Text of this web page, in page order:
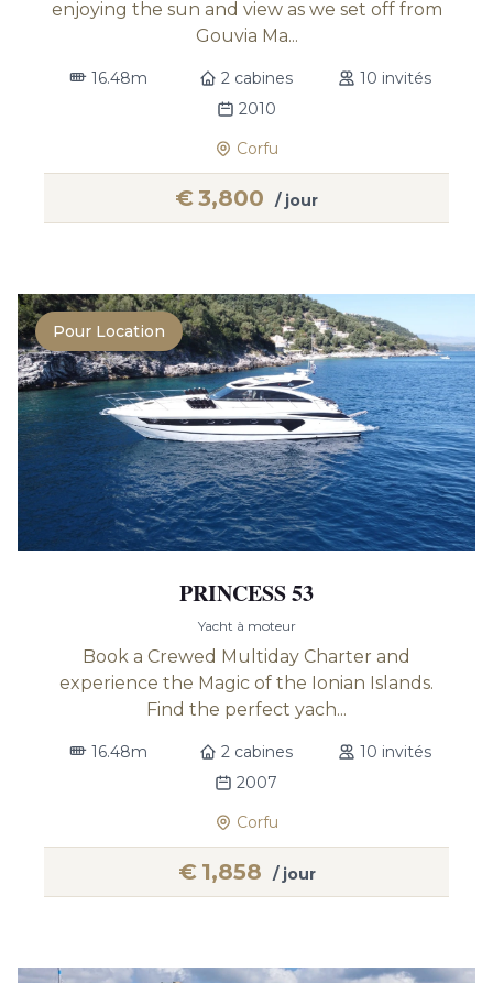
enjoying the sun and view as we set off from
Gouvia Ma...
16.48m 2 cabines
10 invités
2010
Corfu
€3,800 / jour
Pour Location
PRINCESS 53
Yacht à moteur
Book a Crewed Multiday Charter and
experience the Magic of the Ionian Islands.
Find the perfect yach...
16.48m 2 cabines
10 invités
2007
Corfu
€ 1,858 / jour